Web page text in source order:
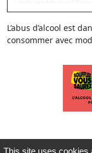
L’abus d’alcool est
consommer avec
This site uses cookies